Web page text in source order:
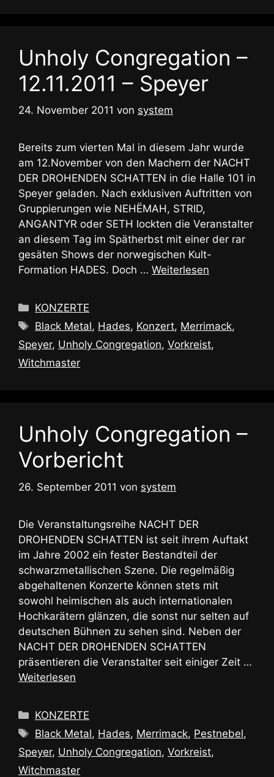
Unholy Congregation –
12.11.2011 – Speyer
24. November 2011 von system
Bereits zum vierten Mal in diesem Jahr wurde
am 12.November von den Machern der NACHT
DER DROHENDEN SCHATTEN in die Halle 101 in
Speyer geladen. Nach exklusiven Auftritten von
Gruppierungen wie NEHЁMAH, STRID,
ANGANTYR oder SETH lockten die Veranstalter
an diesem Tag im Spätherbst mit einer der rar
gesäten Shows der norwegischen Kult-
Formation HADES. Doch … Weiterlesen
Kategorien
KONZERTE
Schlagwörter
Black Metal, Hades, Konzert, Merrimack,
Speyer, Unholy Congregation, Vorkreist,
Witchmaster
Unholy Congregation –
Vorbericht
26. September 2011 von system
Die Veranstaltungsreihe NACHT DER
DROHENDEN SCHATTEN ist seit ihrem Auftakt
im Jahre 2002 ein fester Bestandteil der
schwarzmetallischen Szene. Die regelmäßig
abgehaltenen Konzerte können stets mit
sowohl heimischen als auch internationalen
Hochkarätern glänzen, die sonst nur selten auf
deutschen Bühnen zu sehen sind. Neben der
NACHT DER DROHENDEN SCHATTEN
präsentieren die Veranstalter seit einiger Zeit …
Weiterlesen
Kategorien
KONZERTE
Schlagwörter
Black Metal, Hades, Merrimack, Pestnebel,
Speyer, Unholy Congregation, Vorkreist,
Witchmaster